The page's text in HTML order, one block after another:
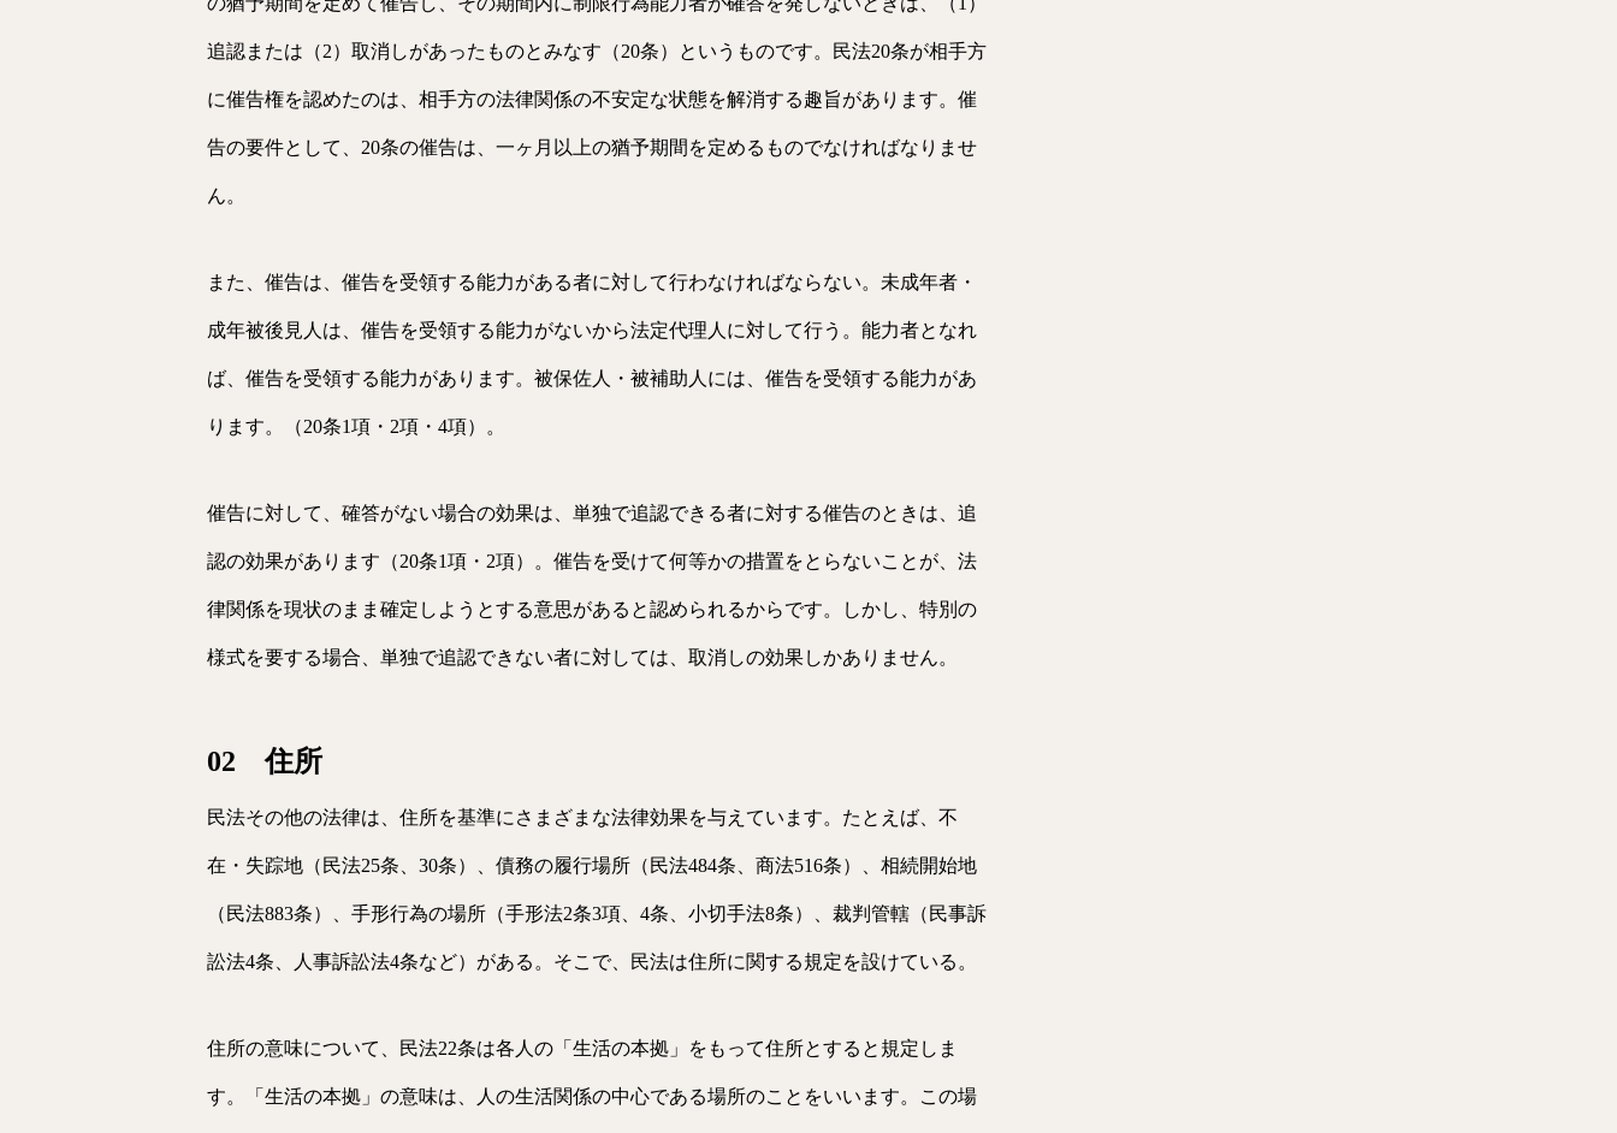
追認または（2）取消しがあったものとみなす（20条）というものです。民法20条が相手方
に催告権を認めたのは、相手方の法律関係の不安定な状態を解消する趣旨があります。催
告の要件として、20条の催告は、一ヶ月以上の猶予期間を定めるものでなければなりませ
ん。
また、催告は、催告を受領する能力がある者に対して行わなければならない。未成年者・
成年被後見人は、催告を受領する能力がないから法定代理人に対して行う。能力者となれ
ば、催告を受領する能力があります。被保佐人・被補助人には、催告を受領する能力があ
ります。（20条1項・2項・4項）。
催告に対して、確答がない場合の効果は、単独で追認できる者に対する催告のときは、追
認の効果があります（20条1項・2項）。催告を受けて何等かの措置をとらないことが、法
律関係を現状のまま確定しようとする意思があると認められるからです。しかし、特別の
様式を要する場合、単独で追認できない者に対しては、取消しの効果しかありません。
02 住所
民法その他の法律は、住所を基準にさまざまな法律効果を与えています。たとえば、不
在・失踪地（民法25条、30条）、債務の履行場所（民法484条、商法516条）、相続開始地
（民法883条）、手形行為の場所（手形法2条3項、4条、小切手法8条）、裁判管轄（民事訴
訟法4条、人事訴訟法4条など）がある。そこで、民法は住所に関する規定を設けている。
住所の意味について、民法22条は各人の「生活の本拠」をもって住所とすると規定しま
す。「生活の本拠」の意味は、人の生活関係の中心である場所のことをいいます。この場